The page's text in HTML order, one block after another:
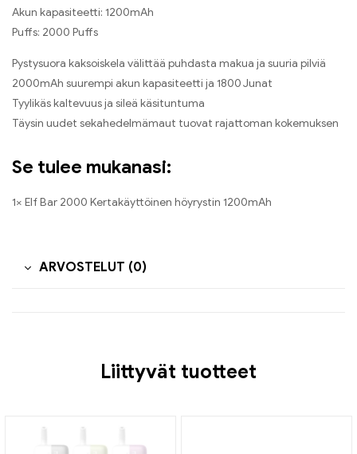
Akun kapasiteetti: 1200mAh
Puffs: 2000 Puffs
Pystysuora kaksoiskela välittää puhdasta makua ja suuria pilviä
2000mAh suurempi akun kapasiteetti ja 1800 Junat
Tyylikäs kaltevuus ja sileä käsituntuma
Täysin uudet sekahedelmämaut tuovat rajattoman kokemuksen
Se tulee mukanasi:
1× Elf Bar 2000 Kertakäyttöinen höyrystin 1200mAh
ARVOSTELUT (0)
Liittyvät tuotteet